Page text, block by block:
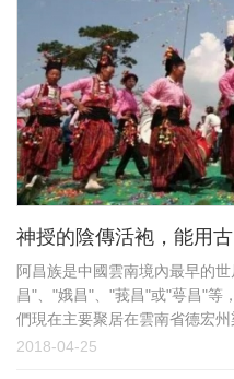
阿昌族是中國雲南境內最早的
昌"、"娥昌"、"莪昌"或"萼昌"等
們現在主要聚居在雲南省德宏
個阿昌族鄉。在阿昌族宗教及
2018-04-25